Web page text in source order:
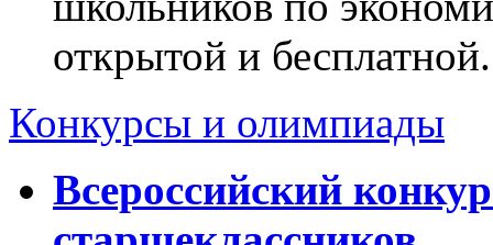
открытой и бесплатной.
Конкурсы и олимпиады
Всероссийский